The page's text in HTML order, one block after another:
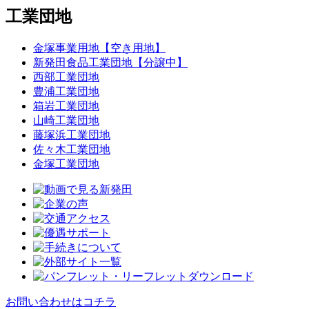
工業団地
金塚事業用地【空き用地】
新発田食品工業団地【分譲中】
西部工業団地
豊浦工業団地
箱岩工業団地
山崎工業団地
藤塚浜工業団地
佐々木工業団地
金塚工業団地
お問い合わせはコチラ